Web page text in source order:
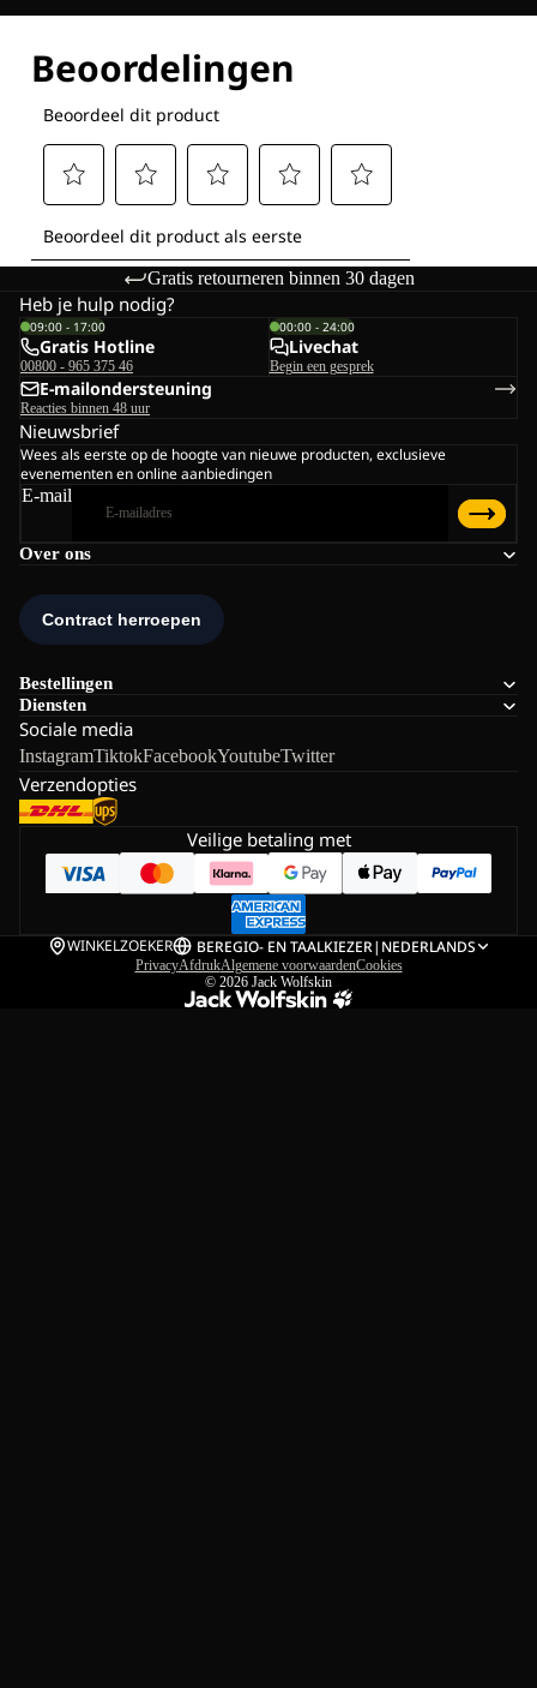
Gratis retourneren binnen 30 dagen
Over ons
Bestellingen
Diensten
Sociale media
InstagramTiktokFacebookYoutubeTwitter
Verzendopties
Heb je hulp nodig?
09:00 - 17:00
Gratis Hotline
00800 - 965 375 46
00:00 - 24:00
Livechat
Begin een gesprek
E-mailondersteuning
Reacties binnen 48 uur
Nieuwsbrief
Wees als eerste op de hoogte van nieuwe producten, exclusieve
evenementen en online aanbiedingen
E-mail
Veilige betaling met
WINKELZOEKER BEREGIO- EN TAALKIEZER| NEDERLANDS
PrivacyAfdrukAlgemene voorwaardenCookies
© 2026 Jack Wolfskin